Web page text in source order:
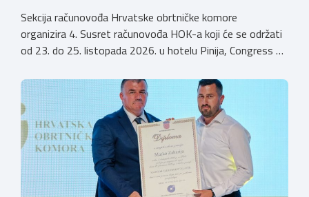
Sekcija računovođa Hrvatske obrtničke komore
organizira 4. Susret računovođa HOK-a koji će se održati
od 23. do 25. listopada 2026. u hotelu Pinija, Congress &
otvoren u petak, 23. listopada 2026. u
poslijepodnevnim, uz uvodno predavanje i pozdrav
domaćina. Tijekom subote, 24. listopada, održavat će se
predavanja, interaktivne radionice te okrugli stolovi na
aktualne teme. […]